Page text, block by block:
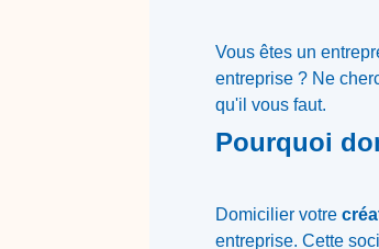
Vous êtes un
entreprise ? Ne
qu'il vous faut.
Pourquoi
Domicilier votre
entreprise. Cette